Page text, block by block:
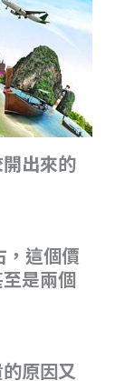
出來的
，這個價
是兩個
原因又